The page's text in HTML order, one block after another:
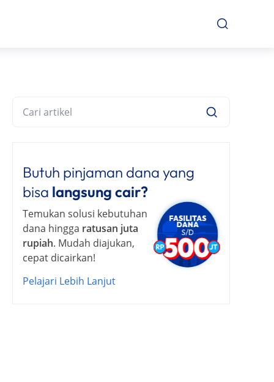
Butuh pinjaman dana yang
bisa langsung cair?
Temukan solusi kebutuhan
dana hingga ratusan juta
rupiah. Mudah diajukan,
cepat dicairkan!
Pelajari Lebih Lanjut